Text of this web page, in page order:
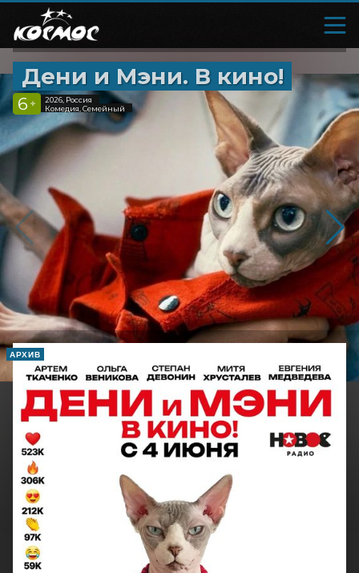
Дени и Мэни. В кино!
6 +
2026, Россия
Комедия, Семейный
АРХИВ